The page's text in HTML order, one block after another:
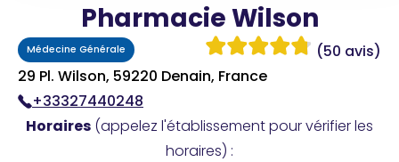
Comment ça marche ?
Pour les patients
Pharmacien
Pharmacie Wilson
Médecine Générale
(50 avis)
29 Pl. Wilson, 59220 Denain, France
+33327440248
Horaires (appelez l'établissement pour vérifier les
horaires) :